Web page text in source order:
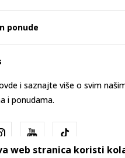
ponude
i saznajte više o svim
i ponudama.
web stranica koristi